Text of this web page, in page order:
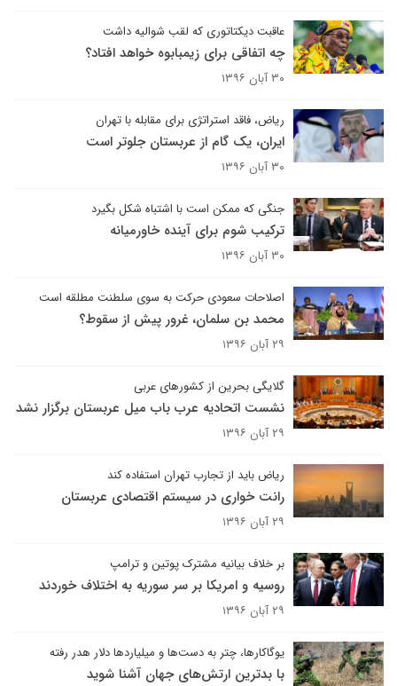
عاقبت دیکتاتوری که لقب شوالیه داشت
چه اتفاقی برای زیمبابوه خواهد افتاد؟
۳۰ آبان ۱۳۹۶
ریاض، فاقد استراتژی برای مقابله با تهران
ایران، یک گام از عربستان جلوتر است
۳۰ آبان ۱۳۹۶
جنگی که ممکن است با اشتباه شکل بگیرد
ترکیب شوم برای آینده خاورمیانه
۳۰ آبان ۱۳۹۶
اصلاحات سعودی حرکت به سوی سلطنت مطلقه است
محمد بن سلمان، غرور پیش از سقوط؟
۲۹ آبان ۱۳۹۶
گلایگی بحرین از کشورهای عربی
نشست اتحادیه عرب باب میل عربستان برگزار نشد
۲۹ آبان ۱۳۹۶
ریاض باید از تجارب تهران استفاده کند
رانت خواری در سیستم اقتصادی عربستان
۲۹ آبان ۱۳۹۶
بر خلاف بیانیه مشترک پوتین و ترامپ
روسیه و امریکا بر سر سوریه به اختلاف خوردند
۲۹ آبان ۱۳۹۶
یوگاکارها، چتر به دست‌ها و میلیاردها دلار هدر رفته
با بدترین ارتش‌های جهان آشنا شوید